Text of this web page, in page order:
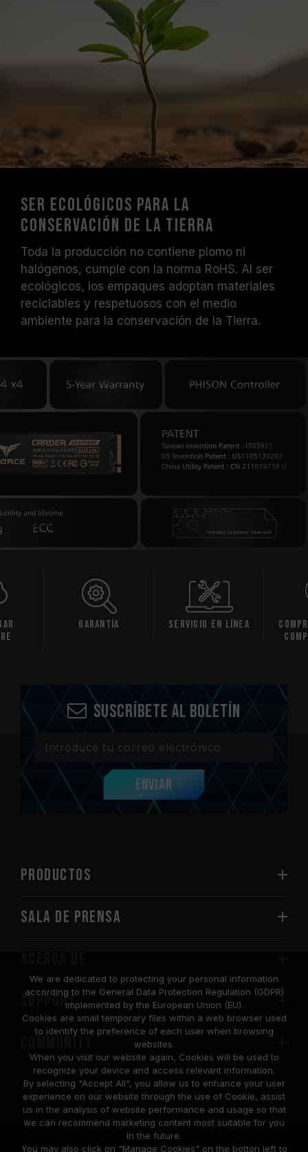
Ser ecológicos para la
conservación de la Tierra
Toda la producción no contiene plomo ni
halógenos, cumple con la norma RoHS. Al ser
ecológicos, los empaques adoptan materiales
reciclables y respetuosos con el medio
ambiente para la conservación de la Tierra.
Garantía Servicio en línea
Suscríbete al boletín
Enviar
PRODUCTOS
Sala de prensa
SUPPORT
COMMUNITY
© 2026 Team Group Inc. All Rights Reserved.
We are dedicated to protecting your personal information
according to the General Data Protection Regulation (GDPR)
implemented by the European Union (EU).
Cookies are small temporary files within a web browser used
to identify the preference of each user when browsing
websites.
When you visit our website again, Cookies will be used to
recognize your device and access relevant information.
By selecting "Accept All", you allow us to enhance your user
experience on our website through the use of Cookie, assist
us in the analysis of website performance and usage so that
we can recommend marketing content most suitable for you
in the future.
You may also click on "Manage Cookies" on the botton left to